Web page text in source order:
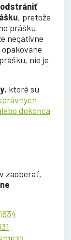
odstrániť
, pretože
prášku
negatívne
nie je
, ktoré sú
dokonca
zaoberať,